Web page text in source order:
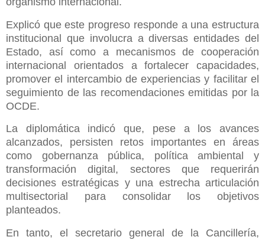
Explicó que este progreso responde a una estructura
institucional que involucra a diversas entidades del
Estado, así como a mecanismos de cooperación
internacional orientados a fortalecer capacidades,
promover el intercambio de experiencias y facilitar el
seguimiento de las recomendaciones emitidas por la
OCDE.
La diplomática indicó que, pese a los avances
alcanzados, persisten retos importantes en áreas
como gobernanza pública, política ambiental y
transformación digital, sectores que requerirán
decisiones estratégicas y una estrecha articulación
multisectorial para consolidar los objetivos
planteados.
En tanto, el secretario general de la Cancillería,